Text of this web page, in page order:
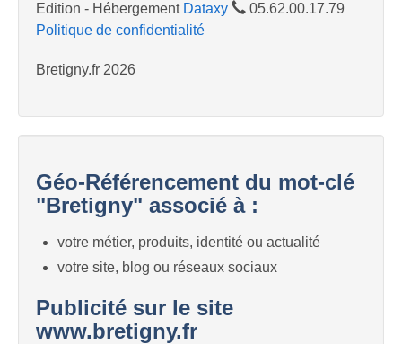
Edition - Hébergement Dataxy
05.62.00.17.79
Politique de confidentialité
Bretigny.fr 2026
Géo-Référencement du mot-clé
"Bretigny" associé à :
votre métier, produits, identité ou actualité
votre site, blog ou réseaux sociaux
Publicité sur le site
www.bretigny.fr